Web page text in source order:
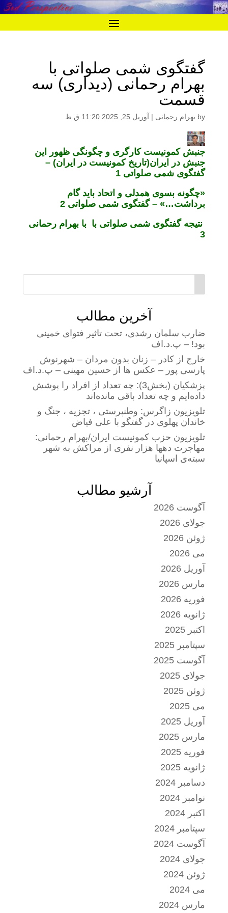
گفتگوی شمی صلواتی با
بهرام رحمانی (دیداری) سه
قسمت
by بهرام رحمانی | آوریل 25, 2025 11:20 ق.ظ
جنبش کمونیست کارگری و چگونگی ظهور این
جنبش در ایران‌(تاریخ کمونیست در ایران) –
گفتگوی شمی صلواتی 1
«چگونه بسوی همدلی و اتحاد باید گام
برداشت…» – گفتگوی شمی صلواتی 2
نتیجه گفتگوی شمی صلواتی با با بهرام رحمانی
3
آخرین مطالب
ضارب سلمان رشدی، تحت تاثیر فتوای خمینی
بود! – پ.د.اف
خارج از کادر – زنان بدون مردان – شهرنوش
پارسی پور – عکس ها از حسین مهینی – پ.د.اف
پزشکیان (بخش3): چه تعداد از افراد را پوشش
داده‌ایم و چه تعداد باقی مانده‌اند
تلویزیون زاگرس: وطنپرستی ، تجزیه ، جنگ و
خاندان پهلوی در گفتگو با علی فیاض
تلویزیون حزب کمونیست ایران/بهرام رحمانی:
مهاجرت دهها هزار نفری از مراکش به شهر
سبته‌ی اسپانیا
آرشیو مطالب
آگوست 2026
جولای 2026
ژوئن 2026
می 2026
آوریل 2026
مارس 2026
فوریه 2026
ژانویه 2026
اکتبر 2025
سپتامبر 2025
آگوست 2025
جولای 2025
ژوئن 2025
می 2025
آوریل 2025
مارس 2025
فوریه 2025
ژانویه 2025
دسامبر 2024
نوامبر 2024
اکتبر 2024
سپتامبر 2024
آگوست 2024
جولای 2024
ژوئن 2024
می 2024
مارس 2024